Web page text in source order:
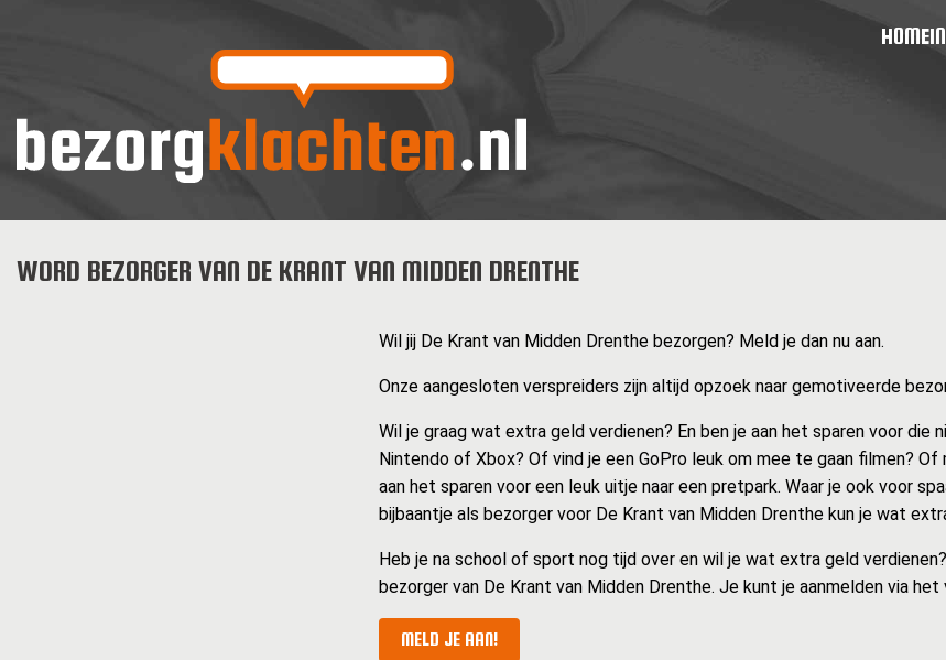
HOME
WORD BEZORGER VAN DE KRANT VAN MIDDEN DRENTHE
Wil jij De Krant van Midden Drenthe bezorgen? Meld je dan nu aan.
Onze aangesloten verspreiders zijn altijd opzoek naar gemotiveerde
Wil je graag wat extra geld verdienen? En ben je aan het sparen voor die
Nintendo of Xbox? Of vind je een GoPro leuk om mee te gaan filmen? Of
aan het sparen voor een leuk uitje naar een pretpark. Waar je ook voor
bijbaantje als bezorger voor De Krant van Midden Drenthe kun je wat
Heb je na school of sport nog tijd over en wil je wat extra geld
bezorger van De Krant van Midden Drenthe. Je kunt je aanmelden via
MELD JE AAN!